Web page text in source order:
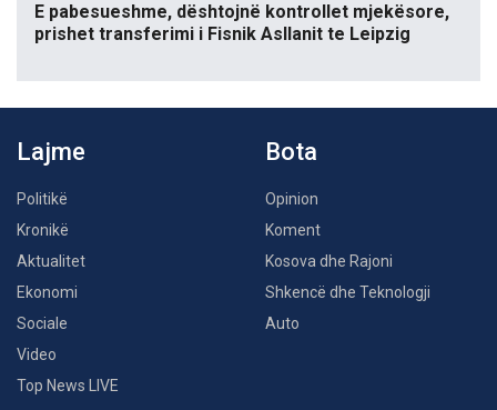
E pabesueshme, dështojnë kontrollet mjekësore,
prishet transferimi i Fisnik Asllanit te Leipzig
Lajme
Politikë
Kronikë
Aktualitet
Ekonomi
Sociale
Video
Top News LIVE
Bota
Opinion
Koment
Kosova dhe Rajoni
Shkencë dhe Teknologji
Auto